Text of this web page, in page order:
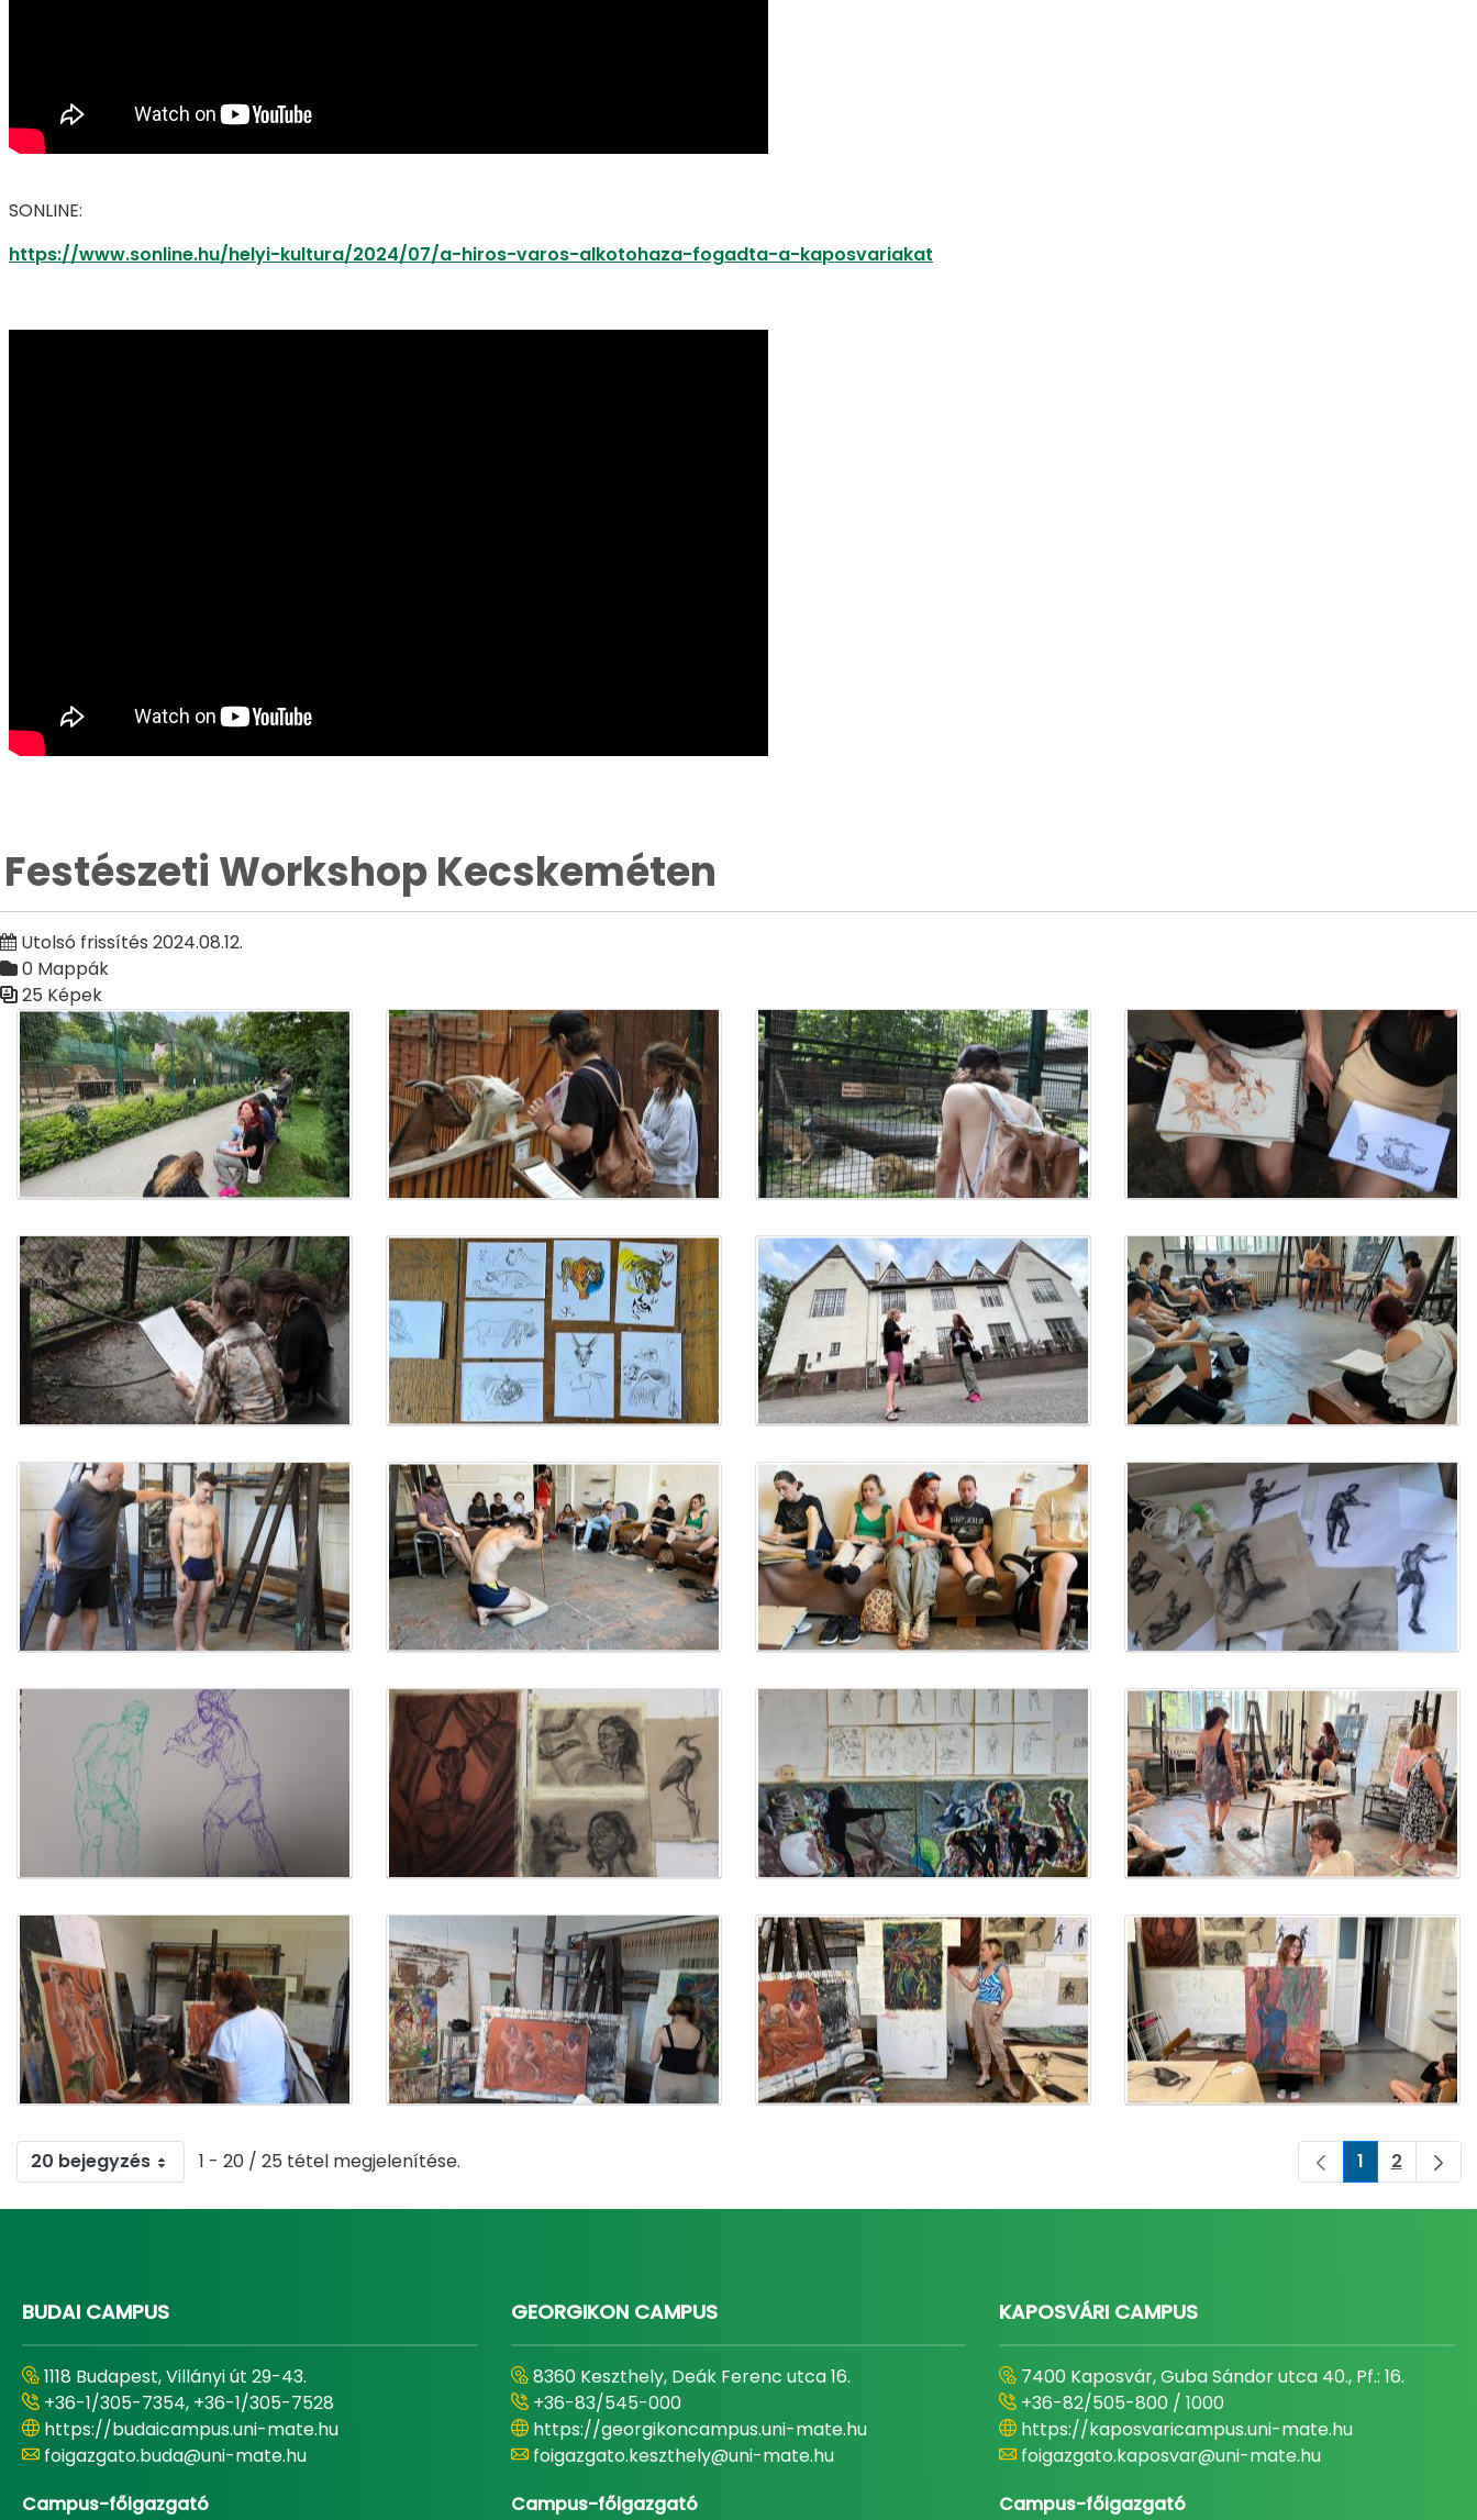
SONLINE:
https://www.sonline.hu/helyi-kultura/2024/07/a-hiros-varos-alkotohaza-fogadta-a-kaposvariakat
Festészeti Workshop Kecskeméten
Utolsó frissítés 2024.08.12.
0 Mappák
25 Képek
Médiatár
20 bejegyzés 1 - 20 / 25 tétel megjelenítése. Oldal
1 Oldal
2
BUDAI CAMPUS
1118 Budapest, Villányi út 29-43.
+36-1/305-7354, +36-1/305-7528
https://budaicampus.uni-mate.hu
foigazgato.buda@uni-mate.hu
Campus-főigazgató
GEORGIKON CAMPUS
8360 Keszthely, Deák Ferenc utca 16.
+36-83/545-000
https://georgikoncampus.uni-mate.hu
foigazgato.keszthely@uni-mate.hu
Campus-főigazgató
KAPOSVÁRI CAMPUS
7400 Kaposvár, Guba Sándor utca 40., Pf.: 16.
+36-82/505-800 / 1000
https://kaposvaricampus.uni-mate.hu
foigazgato.kaposvar@uni-mate.hu
Campus-főigazgató